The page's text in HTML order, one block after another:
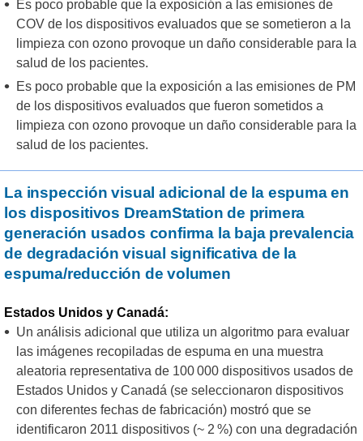
Es poco probable que la exposición a las emisiones de
COV de los dispositivos evaluados que se sometieron a la
limpieza con ozono provoque un daño considerable para la
salud de los pacientes.
Es poco probable que la exposición a las emisiones de PM
de los dispositivos evaluados que fueron sometidos a
limpieza con ozono provoque un daño considerable para la
salud de los pacientes.
La inspección visual adicional de la espuma en
los dispositivos DreamStation de primera
generación usados confirma la baja prevalencia
de degradación visual significativa de la
espuma/reducción de volumen
Estados Unidos y Canadá:
Un análisis adicional que utiliza un algoritmo para evaluar
las imágenes recopiladas de espuma en una muestra
aleatoria representativa de 100 000 dispositivos usados de
Estados Unidos y Canadá (se seleccionaron dispositivos
con diferentes fechas de fabricación) mostró que se
identificaron 2011 dispositivos (~ 2 %) con una degradación